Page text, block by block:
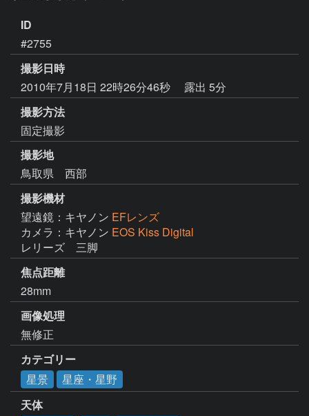
ID
#2755
撮影日時
2010年7月18日 22時26分46秒
露出 5分
撮影方法
固定撮影
撮影地
鳥取県 西部
撮影機材
望遠鏡：キヤノン EFレンズ
カメラ：キヤノン EOS Kiss Digital
レリーズ　三脚
焦点距離
28mm
画像処理
無修正
カテゴリー
星景
星座・星野
天体